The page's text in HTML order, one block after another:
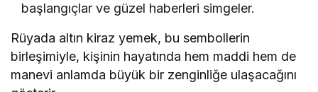
başlangıçlar ve güzel haberleri simgeler.
Rüyada altın kiraz yemek, bu sembollerin
birleşimiyle, kişinin hayatında hem maddi hem de
manevi anlamda büyük bir zenginliğe ulaşacağını